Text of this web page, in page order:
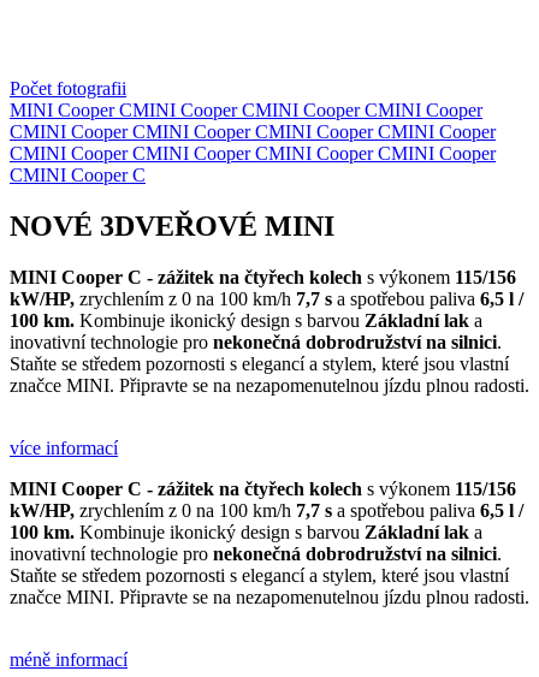
Počet fotografii
MINI Cooper CMINI Cooper CMINI Cooper CMINI Cooper
CMINI Cooper CMINI Cooper CMINI Cooper CMINI Cooper
CMINI Cooper CMINI Cooper CMINI Cooper CMINI Cooper
CMINI Cooper C
NOVÉ 3DVEŘOVÉ MINI
MINI Cooper C - zážitek na čtyřech kolech s výkonem 115/156
kW/HP, zrychlením z 0 na 100 km/h 7,7 s a spotřebou paliva 6,5 l /
100 km. Kombinuje ikonický design s barvou Základní lak a
inovativní technologie pro nekonečná dobrodružství na silnici.
Staňte se středem pozornosti s elegancí a stylem, které jsou vlastní
značce MINI. Připravte se na nezapomenutelnou jízdu plnou radosti.
více informací
MINI Cooper C - zážitek na čtyřech kolech s výkonem 115/156
kW/HP, zrychlením z 0 na 100 km/h 7,7 s a spotřebou paliva 6,5 l /
100 km. Kombinuje ikonický design s barvou Základní lak a
inovativní technologie pro nekonečná dobrodružství na silnici.
Staňte se středem pozornosti s elegancí a stylem, které jsou vlastní
značce MINI. Připravte se na nezapomenutelnou jízdu plnou radosti.
méně informací